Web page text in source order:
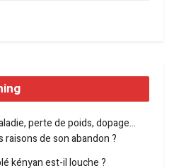
perte de poids, dopage…
de son abandon ?
kényan est-il louche ?